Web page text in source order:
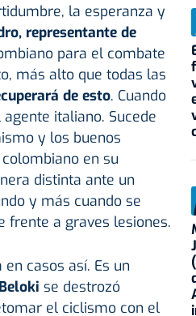
la esperanza y
representante de
para el combate
más alto que todas las
de esto. Cuando
italiano. Sucede
y los buenos
en su
distinta ante un
y más cuando se
frente a graves lesiones.
casos así. Es un
se destrozó
el ciclismo con el